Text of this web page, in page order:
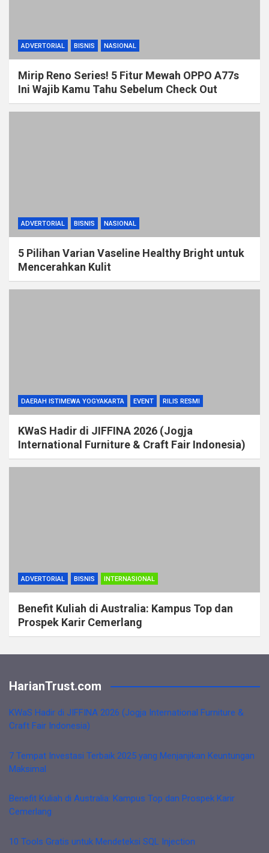
ADVERTORIAL BISNIS NASIONAL
Mirip Reno Series! 5 Fitur Mewah OPPO A77s
Ini Wajib Kamu Tahu Sebelum Check Out
ADVERTORIAL BISNIS NASIONAL
5 Pilihan Varian Vaseline Healthy Bright untuk
Mencerahkan Kulit
DAERAH ISTIMEWA YOGYAKARTA EVENT RILIS RESMI
KWaS Hadir di JIFFINA 2026 (Jogja
International Furniture & Craft Fair Indonesia)
ADVERTORIAL BISNIS INTERNASIONAL
Benefit Kuliah di Australia: Kampus Top dan
Prospek Karir Cemerlang
HarianTrust.com
KWaS Hadir di JIFFINA 2026 (Jogja International Furniture &
Craft Fair Indonesia)
7 Tempat Investasi Terbaik 2025 yang Menjanjikan Keuntungan
Maksimal
Benefit Kuliah di Australia: Kampus Top dan Prospek Karir
Cemerlang
10 Tools Gratis untuk Mendeteksi SQL Injection